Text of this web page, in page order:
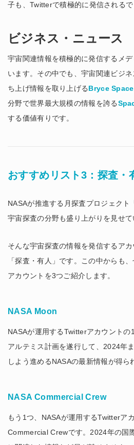
子も、Twitterで積極的に発信されるで
ビジネス・ニュース
宇宙関連情報を積極的に発信するメ
います。その中でも、宇宙関連ビジ
ち上げ情報を取り上げるBryce
分野で世界最大規模の情報を誇る
する価値有りです。
おすすめリスト3：探査・
NASAが推進する月探査プロジェクト
宇宙探査の分野も盛り上がりを見せて
そんな宇宙探査の情報を発信するア
「探査・有人」です。この中からも
アカウントを3つご紹介します。
NASA Moon
NASAが運用するTwitterアカウントの
アルテミス計画を遂行して、2024年
しよう進めるNASAの最新情報が得ら
NASA Commercial Crew
もう1つ、NASAが運用するTwitterア
Commercial Crewです。2024年の国